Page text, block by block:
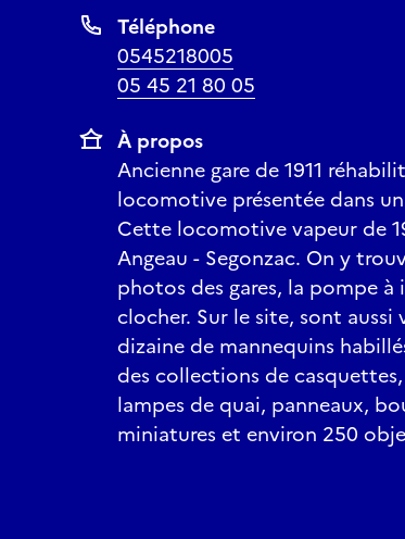
Téléphone
0545218005
05 45 21 80 05
À propos
Ancienne gare de 1911
locomotive présentée dans
Cette locomotive vapeur de
Angeau - Segonzac. On y
photos des gares, la pompe
clocher. Sur le site, sont
dizaine de mannequins
des collections de
lampes de quai, panneaux,
miniatures et environ 250